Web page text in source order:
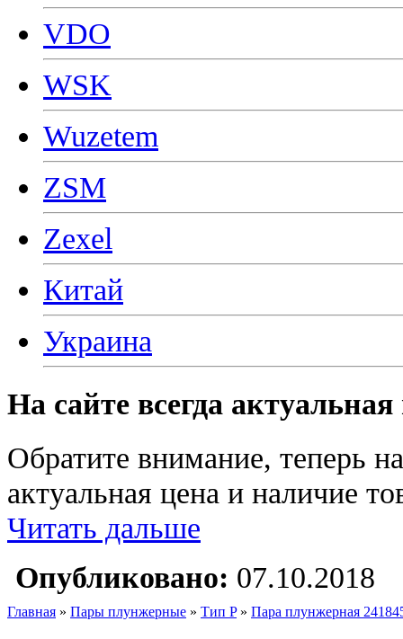
VDO
WSK
Wuzetem
ZSM
Zexel
Китай
Украина
На сайте всегда
Обратите внимание, теперь
актуальная цена и наличие
Читать дальше
Опубликовано: 07.10.2018
Главная » Пары плунжерные » Тип P» Пара плунжерная